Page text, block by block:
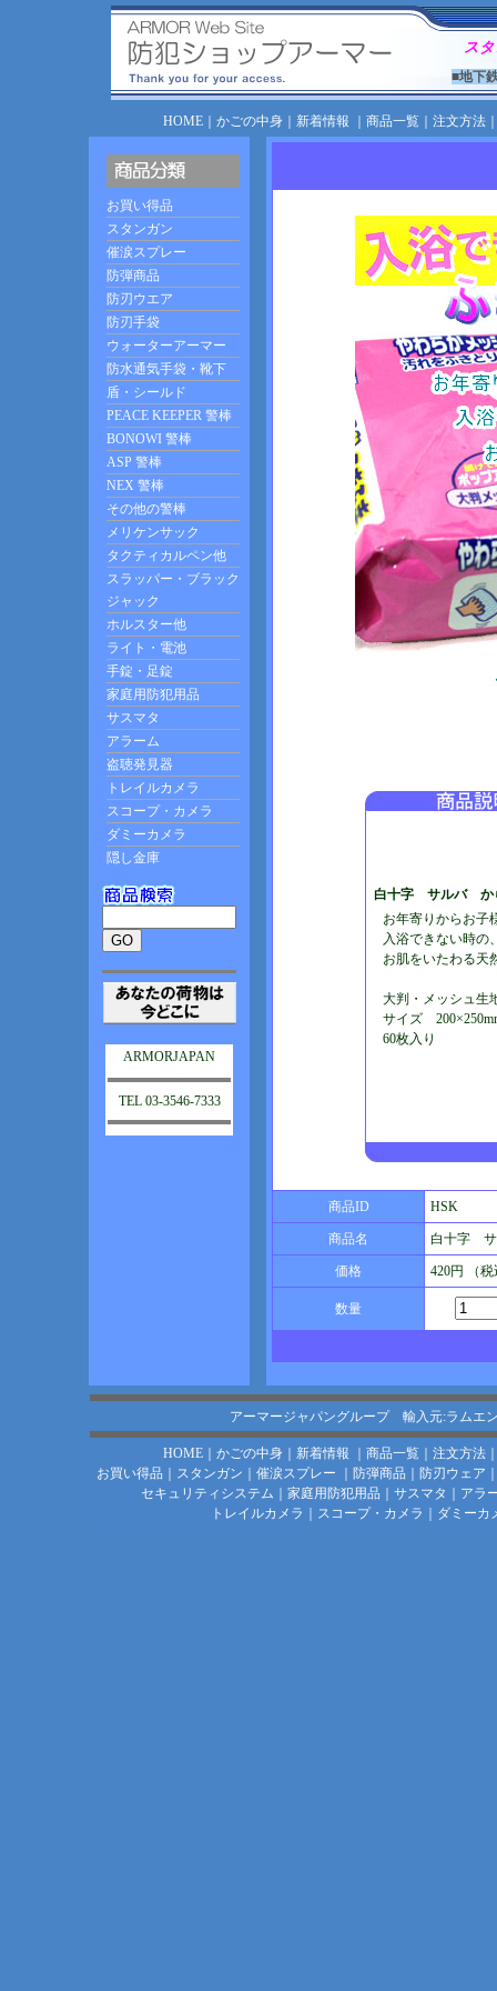
ス
■地下
HOME｜ かごの中身｜ 新着情報 商品一覧｜ 注文方法
ARMORJAPAN
TEL 03-3546-7333
白十字 サルバ か
お年寄りからお子
入浴できない時の
お肌をいたわる天
大判・メッシュ生
サイズ
60枚入り
商品ID HSK
商品名 白十字
価格 420円 （
数量
アーマージャパングループ 輸入元:ラムエ
HOME｜ かごの中身｜ 新着情報 商品一覧｜ 注文方法
お買い得品
スタンガン 催涙スプレー 防弾商品 防刃ウェア
セキュリティシステム
家庭用防犯用品 サスマタ
アラ
トレイルカメラ
スコープ・カメラ ダミーカ